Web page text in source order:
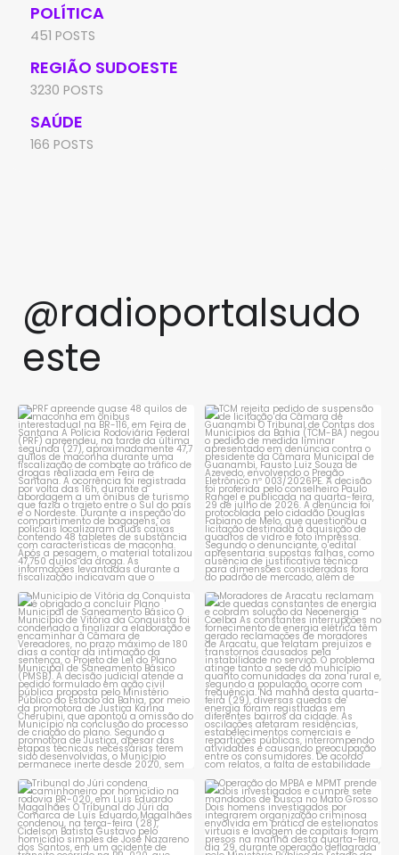
POLÍTICA
451 POSTS
REGIÃO SUDOESTE
3230 POSTS
SAÚDE
166 POSTS
@radioportalsudo
este
PRF apreende quase 48 quilos
de maconha em ônibus...
1 0
TCM rejeita pedido de
suspensão de licitação da...
1 0
Município de Vitória da
Conquista é obrigado a...
1 0
Moradores de Aracatu
reclamam de quedas
constantes ...
1 0
Tribunal do Júri condena
caminhoneiro por...
1 0
Operação do MPBA e MPMT
prende dois investigados e...
1 0